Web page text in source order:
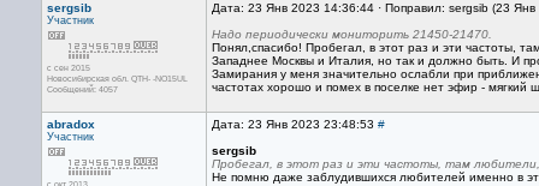
sergsib
Участник
с сен 2015
Новосибирская обл. QTH- -NO15UL
Сообщений: 4057
Дата: 23 Янв 2023 14:36:44 · Поправил: sergsib (23
Надо периодически мониторить 21450-21470.
Понял,спасибо! Пробегал, в этот раз и эти частоты,
Западнее Москвы и Италия, но так и должно быть. И
Замирания у меня значительно ослабли при
частотах хорошо и помех в поселке нет эфир - мягкий
abradox
Участник
Дата: 23 Янв 2023 23:48:53 #
sergsib
Пробегал, в этот раз и эти частоты, там
Не помню даже заблудившихся любителей именно в